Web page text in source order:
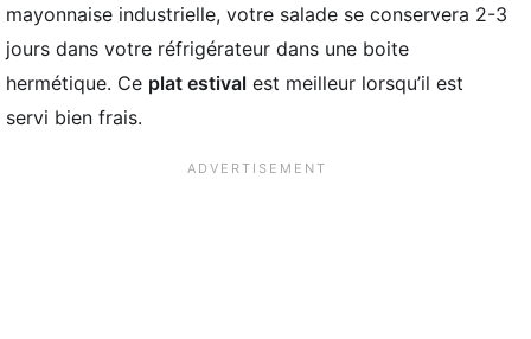
mayonnaise industrielle, votre salade se conservera 2-3
jours dans votre réfrigérateur dans une boite
hermétique. Ce plat estival est meilleur lorsqu’il est
servi bien frais.